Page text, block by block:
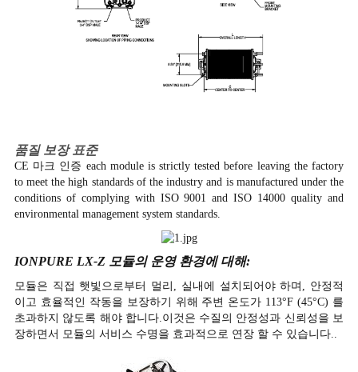
품질 보장 표준
CE 마크 인증 each module is strictly tested before leaving the factory
to meet the high standards of the industry and is manufactured under the
conditions of complying with ISO 9001 and ISO 14000 quality and
environmental management system standards.
IONPURE LX-Z 모듈의 운영 환경에 대해:
모듈은 직접 햇빛으로부터 멀리, 실내에 설치되어야 하며, 안정적
이고 효율적인 작동을 보장하기 위해 주변 온도가 113°F (45°C) 를
초과하지 않도록 해야 합니다.이것은 수질의 안정성과 신뢰성을 보
장하면서 모듈의 서비스 수명을 효과적으로 연장 할 수 있습니다..